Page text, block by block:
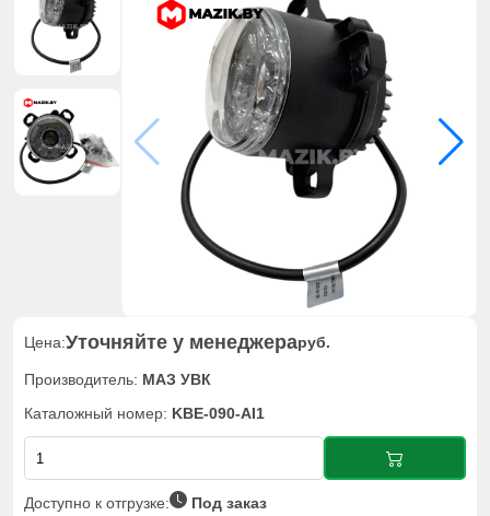
Цена:Уточняйте у менеджераруб.
Производитель: МАЗ УВК
Каталожный номер: KBE-090-AI1
Доступно к отгрузке: Под заказ